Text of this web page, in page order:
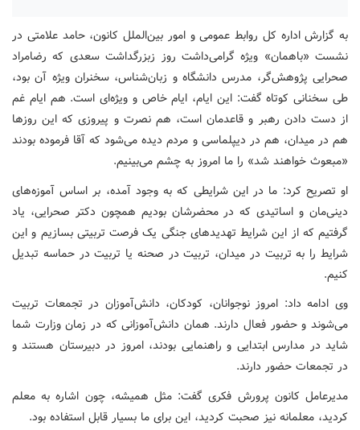
به گزارش اداره کل روابط عمومی و امور بین‌الملل کانون، حامد علامتی در
نشست «باهمان» ویژه گرامی‌داشت روز زبزرگداشت سعدی که رضامراد
صحرایی پژوهش‌گر، مدرس دانشگاه و زبان‌شناس، سخنران ویژه آن بود،
طی سخنانی کوتاه گفت: این ایام، ایام خاص و ویژه‌ای است. هم ایام غم
از دست دادن رهبر و قاعدمان است، هم نصرت و پیروزی که این روزها
هم در میدان، هم در دیپلماسی و مردم دیده می‌شود که آقا فرموده بودند
«مبعوث خواهند شد» را ما امروز به چشم می‌بینیم.
او تصریح کرد: ما در این شرایطی که به وجود آمده، بر اساس آموزه‌های
دینی‌مان و اساتیدی که در محضرشان بودیم همچون دکتر صحرایی، یاد
گرفتیم که از این شرایط تهدیدهای جنگی یک فرصت تربیتی بسازیم و این
شرایط را به تربیت در میدان، تربیت در صحنه یا تربیت در حماسه تبدیل
کنیم.
وی ادامه داد: امروز نوجوانان، کودکان، دانش‌آموزان در تجمعات تربیت
می‌شوند و حضور فعال دارند. همان دانش‌آموزانی که در زمان وزارت شما
شاید در مدارس ابتدایی و راهنمایی بودند، امروز در دبیرستان هستند و
در تجمعات حضور دارند.
مدیرعامل کانون پرورش فکری گفت: مثل همیشه، چون اشاره به معلم
کردید، معلمانه نیز صحبت کردید، این برای ما بسیار قابل استفاده بود.